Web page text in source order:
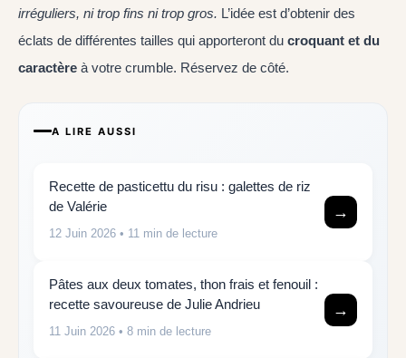
irréguliers, ni trop fins ni trop gros. L’idée est d’obtenir des
éclats de différentes tailles qui apporteront du croquant et du
caractère à votre crumble. Réservez de côté.
A LIRE AUSSI
Recette de pasticettu du risu : galettes de riz
de Valérie
12 Juin 2026 • 11 min de lecture
→
Pâtes aux deux tomates, thon frais et fenouil :
recette savoureuse de Julie Andrieu
11 Juin 2026 • 8 min de lecture
→